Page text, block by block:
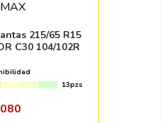
215/65 R15
C30 104/102R
13pzs